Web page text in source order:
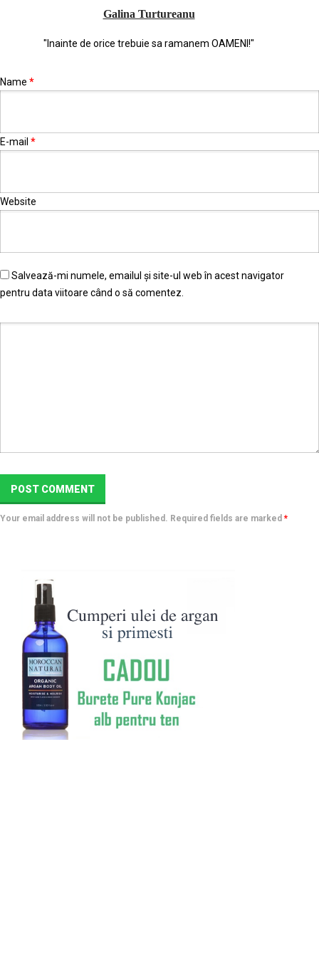
Galina Turtureanu
"Inainte de orice trebuie sa ramanem OAMENI!"
Name *
E-mail *
Website
Salvează-mi numele, emailul și site-ul web în acest navigator
pentru data viitoare când o să comentez.
Your email address will not be published. Required fields are marked *